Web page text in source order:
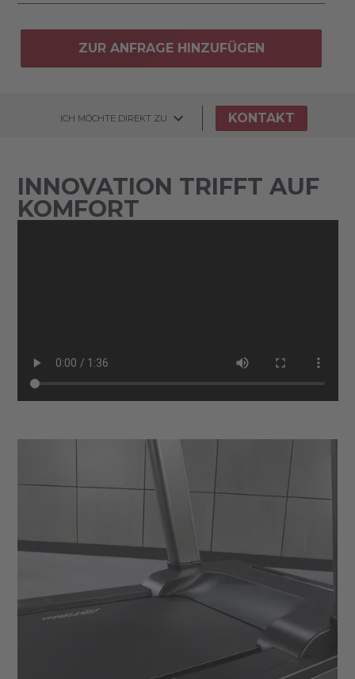
ZUR ANFRAGE HINZUFÜGEN
ICH MÖCHTE DIREKT ZU KONTAKT
INNOVATION TRIFFT AUF
KOMFORT